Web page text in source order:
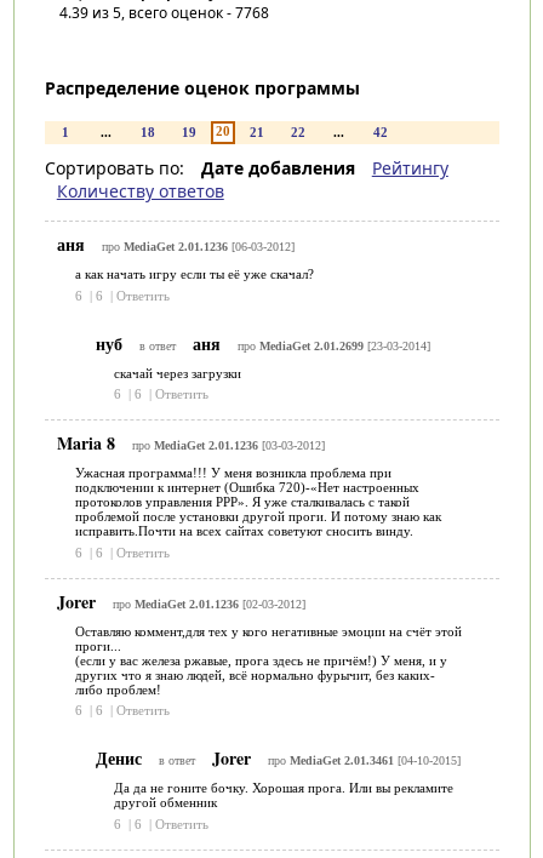
4.39из 5, всего оценок -7768
Распределение оценок программы
1 ... 18 19 20 21 22 ... 42
Сортировать по: Дате добавления
Рейтингу
Количеству ответов
аня про MediaGet 2.01.1236[06-03-2012]
а как начать игру если ты её уже скачал?
6
| 6 | Ответить
нуб в ответ аня про MediaGet 2.01.2699[23-03-2014]
скачай через загрузки
6
| 6 | Ответить
Maria 8 про MediaGet 2.01.1236[03-03-2012]
Ужасная программа!!! У меня возникла проблема при
подключении к интернет (Ошибка 720)-«Нет настроенных
протоколов управления PPP». Я уже сталкивалась с такой
проблемой после установки другой проги. И потому знаю как
исправить.Почти на всех сайтах советуют сносить винду.
6
| 6 | Ответить
Jorer про MediaGet 2.01.1236[02-03-2012]
Оставляю коммент,для тех у кого негативные эмоции на счёт этой
проги...
(если у вас железа ржавые, прога здесь не причём!) У меня, и у
других что я знаю людей, всё нормально фурычит, без каких-
либо проблем!
6
| 6 | Ответить
Денис в ответ Jorer про MediaGet 2.01.3461 [04-10-2015]
Да да не гоните бочку. Хорошая прога. Или вы рекламите
другой обменник
6
| 6 | Ответить